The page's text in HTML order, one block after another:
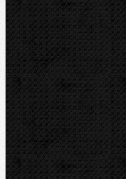
ROTHENBERGER
VIRAX
ZENTEN
Kontakt